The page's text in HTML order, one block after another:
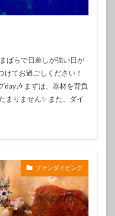
ばらで日差しが強い日が
てお過ごしください！
day🎶 まずは、器材を背負
まりません✨️ また、ダイ
ファンダイビング